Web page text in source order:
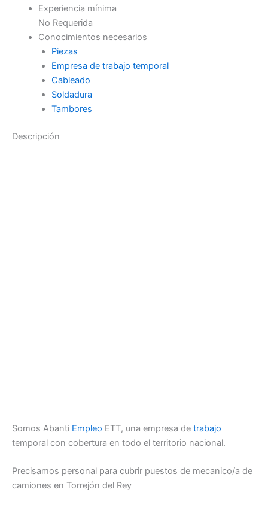
Experiencia mínima
No Requerida
Conocimientos necesarios
Piezas
Empresa de trabajo temporal
Cableado
Soldadura
Tambores
Descripción
Somos Abanti Empleo ETT, una empresa de trabajo
temporal con cobertura en todo el territorio nacional.
Precisamos personal para cubrir puestos de mecanico/a de
camiones en Torrejón del Rey